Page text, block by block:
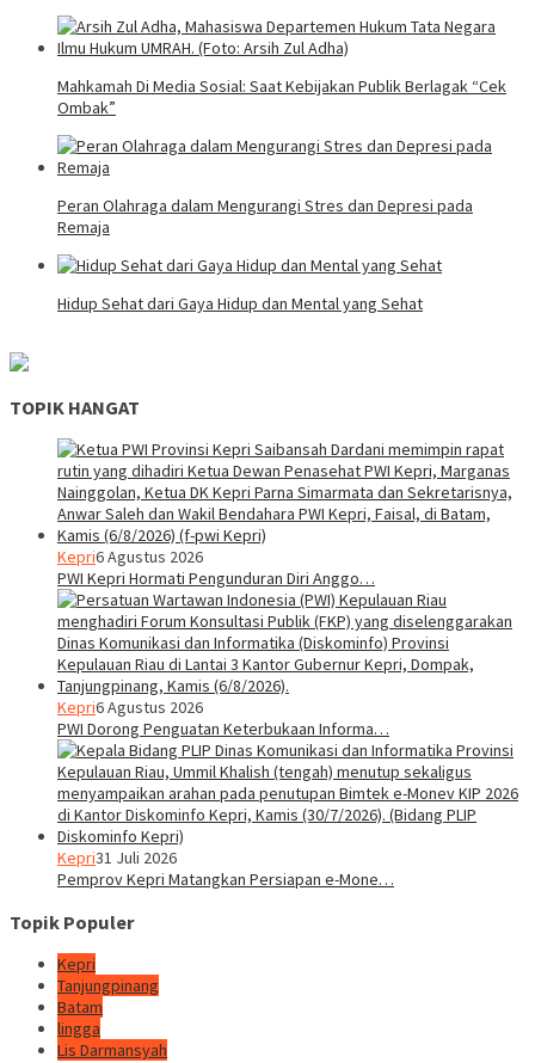
Mahkamah Di Media Sosial: Saat Kebijakan Publik Berlagak “Cek
Ombak”
Peran Olahraga dalam Mengurangi Stres dan Depresi pada
Remaja
Hidup Sehat dari Gaya Hidup dan Mental yang Sehat
TOPIK HANGAT
Kepri6 Agustus 2026
PWI Kepri Hormati Pengunduran Diri Anggo…
Kepri6 Agustus 2026
PWI Dorong Penguatan Keterbukaan Informa…
Kepri31 Juli 2026
Pemprov Kepri Matangkan Persiapan e-Mone…
Topik Populer
Kepri
Tanjungpinang
Batam
lingga
Lis Darmansyah